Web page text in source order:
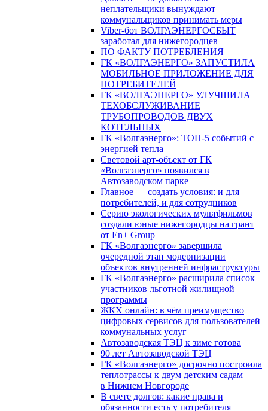
неплательщики вынуждают
коммунальщиков принимать меры
Viber-бот ВОЛГАЭНЕРГОСБЫТ
заработал для нижегородцев
ПО ФАКТУ ПОТРЕБЛЕНИЯ
ГК «ВОЛГАЭНЕРГО» ЗАПУСТИЛА
МОБИЛЬНОЕ ПРИЛОЖЕНИЕ ДЛЯ
ПОТРЕБИТЕЛЕЙ
ГК «ВОЛГАЭНЕРГО» УЛУЧШИЛА
ТЕХОБСЛУЖИВАНИЕ
ТРУБОПРОВОДОВ ДВУХ
КОТЕЛЬНЫХ
ГК «Волгаэнерго»: ТОП-5 событий с
энергией тепла
Световой арт-объект от ГК
«Волгаэнерго» появился в
Автозаводском парке
Главное — создать условия: и для
потребителей, и для сотрудников
Серию экологических мультфильмов
создали юные нижегородцы на грант
от En+ Group
ГК «Волгаэнерго» завершила
очередной этап модернизации
объектов внутренней инфраструктуры
ГК «Волгаэнерго» расширила список
участников льготной жилищной
программы
ЖКХ онлайн: в чём преимущество
цифровых сервисов для пользователей
коммунальных услуг
Автозаводская ТЭЦ к зиме готова
90 лет Автозаводской ТЭЦ
ГК «Волгаэнерго» досрочно построила
теплотрассы к двум детским садам
в Нижнем Новгороде
В свете долгов: какие права и
обязанности есть у потребителя